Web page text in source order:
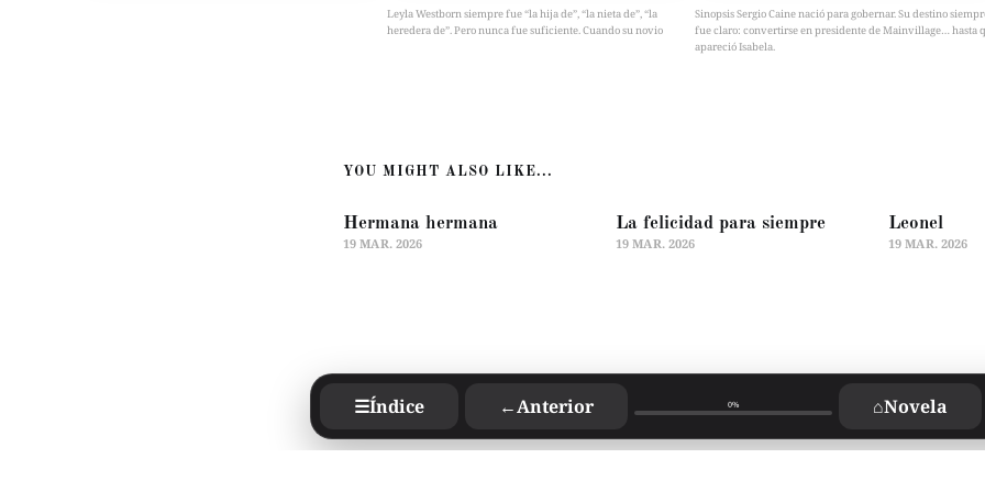
☰Índice ←Anterior 0% ⌂Novela
Leyla Westborn siempre fue “la hija de”, “la nieta de”, “la
heredera de”. Pero nunca fue suficiente. Cuando su novio
Sinopsis Sergio Caine nació para gobernar. Su destino
fue claro: convertirse en presidente de Mainvillage… hasta
apareció Isabela.
YOU MIGHT ALSO LIKE...
Hermana hermana
19 MAR. 2026
La felicidad para siempre
19 MAR. 2026
Leonel
19 MAR. 2026